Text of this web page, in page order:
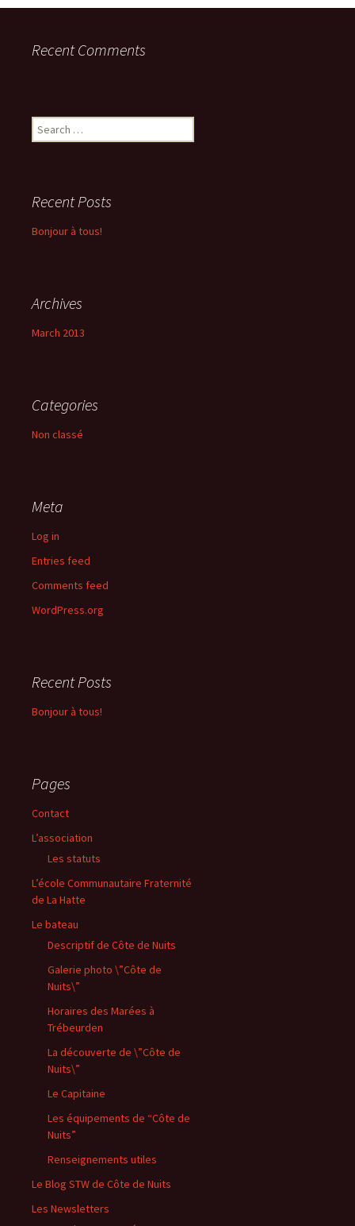
Recent Comments
Search
for:
Recent Posts
Bonjour à tous!
Archives
March 2013
Categories
Non classé
Meta
Log in
Entries feed
Comments feed
WordPress.org
Recent Posts
Bonjour à tous!
Pages
Contact
L’association
Les statuts
L’école Communautaire Fraternité
de La Hatte
Le bateau
Descriptif de Côte de Nuits
Galerie photo \”Côte de
Nuits\”
Horaires des Marées à
Trébeurden
La découverte de \”Côte de
Nuits\”
Le Capitaine
Les équipements de “Côte de
Nuits”
Renseignements utiles
Le Blog STW de Côte de Nuits
Les Newsletters